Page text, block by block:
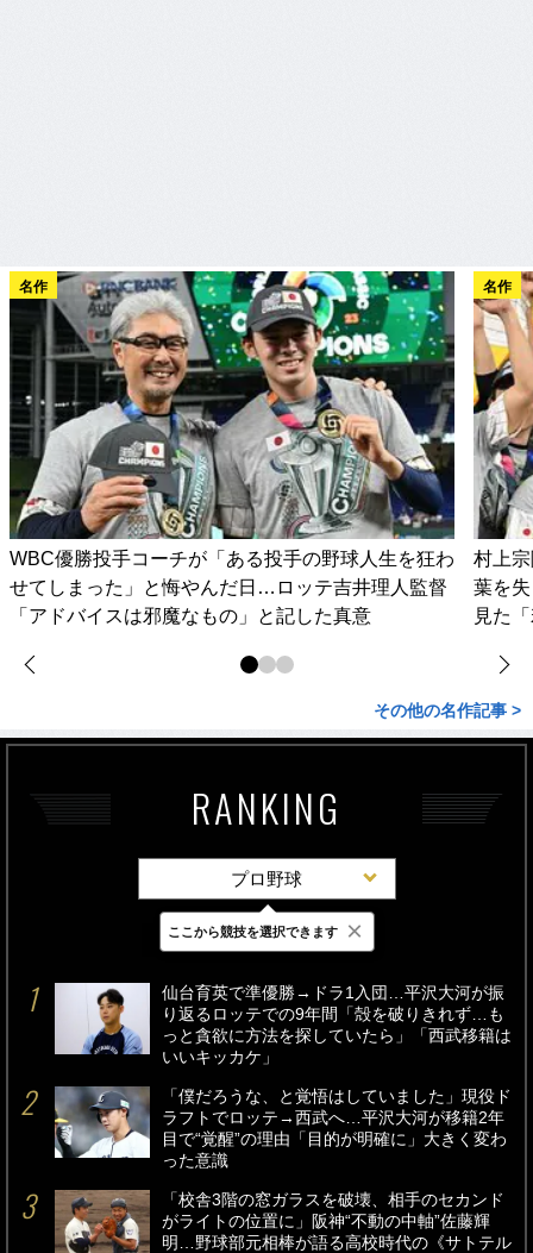
名作
WBC優勝投手コーチが「ある投手の野球人生を狂わ
せてしまった」と悔やんだ日…ロッテ吉井理人監督
「アドバイスは邪魔なもの」と記した真意
名作
村上
葉を
見た
その他の名作記事 >
RANKING
プロ野球
最新 24時間 週間
仙台育英で準優勝→ドラ1入団…平沢大河が振
り返るロッテでの9年間「殻を破りきれず…も
っと貪欲に方法を探していたら」「西武移籍は
いいキッカケ」
「僕だろうな、と覚悟はしていました」現役ド
ラフトでロッテ→西武へ…平沢大河が移籍2年
目で“覚醒”の理由「目的が明確に」大きく変わ
った意識
「校舎3階の窓ガラスを破壊、相手のセカンド
がライトの位置に」阪神“不動の中軸”佐藤輝
明…野球部元相棒が語る高校時代の《サトテル
ここから競技を選択できます ×